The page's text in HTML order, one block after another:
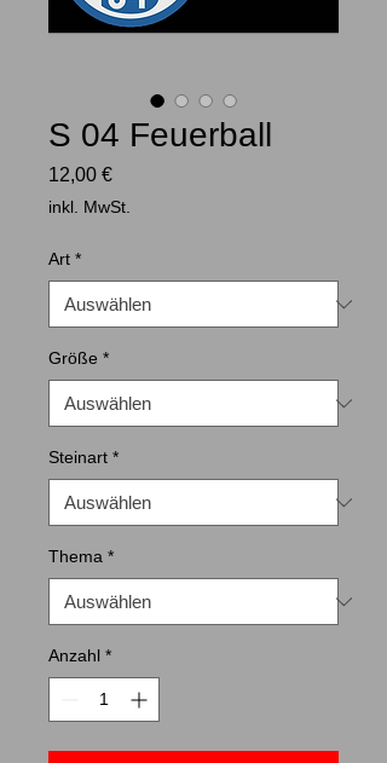
S 04 Feuerball
12,00 €Preis
inkl. MwSt.
Art *
Größe *
Steinart *
Thema *
Anzahl *